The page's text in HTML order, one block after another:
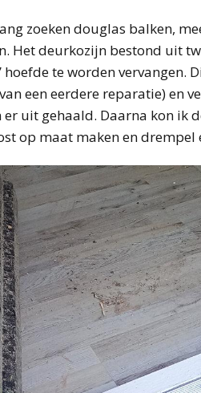
zoeken douglas balken,
Het deurkozijn bestond uit
hoefde te worden vervangen.
een eerdere reparatie) en
er uit gehaald. Daarna kon ik
op maat maken en drempel